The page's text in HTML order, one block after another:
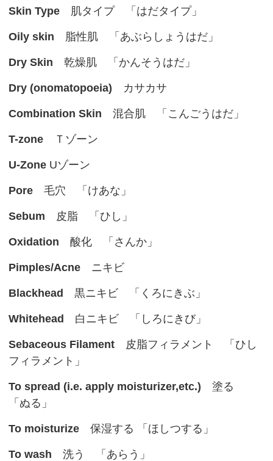
Skin Type 肌タイプ 「はだタイプ」
Oily skin 脂性肌 「あぶらしょうはだ」
Dry Skin 乾燥肌 「かんそうはだ」
Dry (onomatopoeia) カサカサ
Combination Skin 混合肌 「こんごうはだ」
T-zone Ｔゾーン
U-Zone Uゾーン
Pore 毛穴 「けあな」
Sebum 皮脂 「ひし」
Oxidation酸化 「さんか」
Pimples/Acne ニキビ
Blackhead黒ニキビ 「くろにきぶ」
Whitehead 白ニキビ 「しろにきび」
Sebaceous Filament 皮脂フィラメント 「ひし
フィラメント」
To spread (i.e. apply moisturizer,etc.) 塗る
「ぬる」
To moisturize 保湿する 「ほしつする」
To wash 洗う 「あらう」